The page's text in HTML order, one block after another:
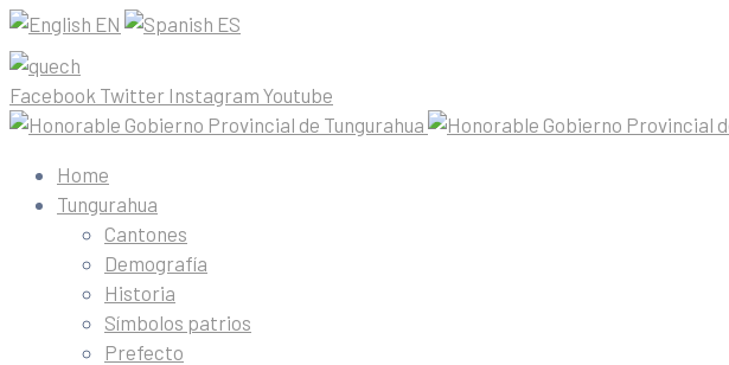
EN ES
Facebook Twitter Instagram Youtube
Home
Tungurahua
Cantones
Demografía
Historia
Símbolos patrios
Prefecto